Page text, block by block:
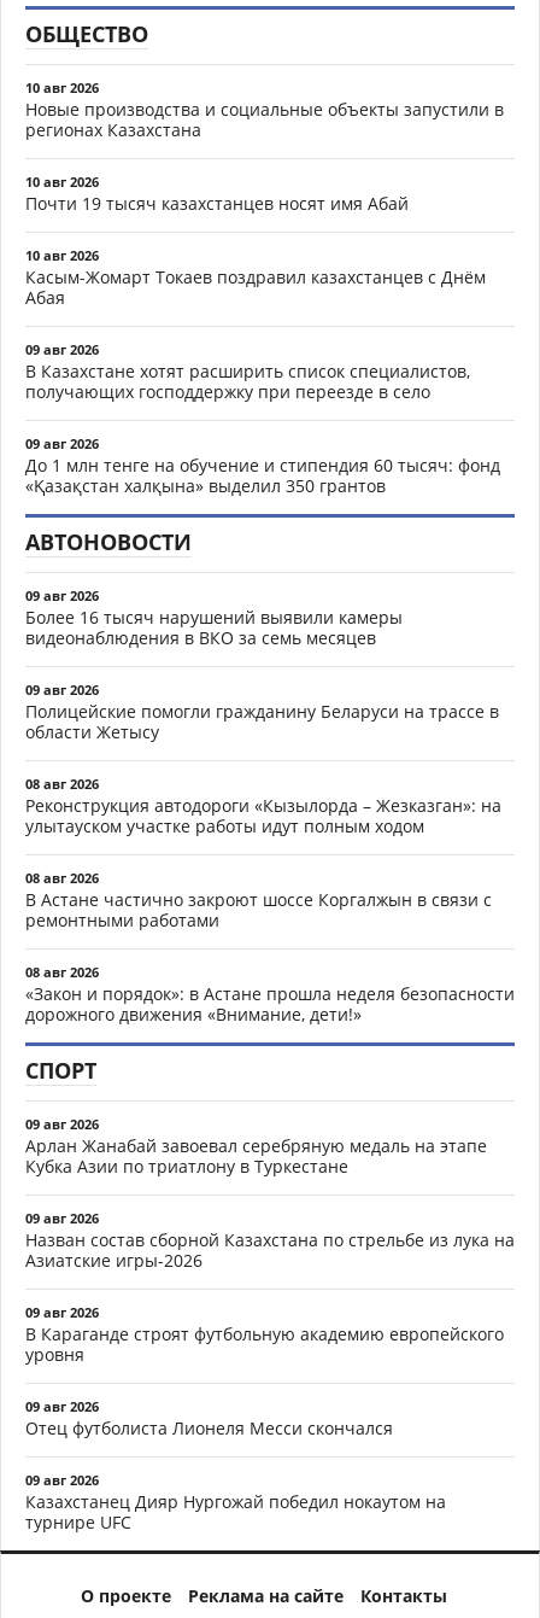
ОБЩЕСТВО
10 авг 2026
Новые производства и социальные объекты запустили в
регионах Казахстана
10 авг 2026
Почти 19 тысяч казахстанцев носят имя Абай
10 авг 2026
Касым-Жомарт Токаев поздравил казахстанцев с Днём
Абая
09 авг 2026
В Казахстане хотят расширить список специалистов,
получающих господдержку при переезде в село
09 авг 2026
До 1 млн тенге на обучение и стипендия 60 тысяч: фонд
«Қазақстан халқына» выделил 350 грантов
АВТОНОВОСТИ
09 авг 2026
Более 16 тысяч нарушений выявили камеры
видеонаблюдения в ВКО за семь месяцев
09 авг 2026
Полицейские помогли гражданину Беларуси на трассе в
области Жетысу
08 авг 2026
Реконструкция автодороги «Кызылорда – Жезказган»: на
улытауском участке работы идут полным ходом
08 авг 2026
В Астане частично закроют шоссе Коргалжын в связи с
ремонтными работами
08 авг 2026
«Закон и порядок»: в Астане прошла неделя безопасности
дорожного движения «Внимание, дети!»
СПОРТ
09 авг 2026
Арлан Жанабай завоевал серебряную медаль на этапе
Кубка Азии по триатлону в Туркестане
09 авг 2026
Назван состав сборной Казахстана по стрельбе из лука на
Азиатские игры-2026
09 авг 2026
В Караганде строят футбольную академию европейского
уровня
09 авг 2026
Отец футболиста Лионеля Месси скончался
09 авг 2026
Казахстанец Дияр Нургожай победил нокаутом на
турнире UFC
О проекте Реклама на сайте Контакты